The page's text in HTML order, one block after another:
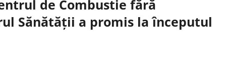
de Combustie fără
Sănătății a promis la începutul